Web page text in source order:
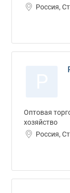
Россия,
Оптовая
хозяйство
Россия,